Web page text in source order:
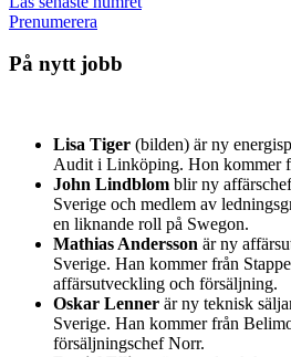
Prenumerera
På nytt jobb
Lisa Tiger (bilden) är ny
Audit i Linköping. Hon kommer
John Lindblom blir ny
Sverige och medlem av
en liknande roll på Swegon.
Mathias Andersson är ny
Sverige. Han kommer från
affärsutveckling och försäljning.
Oskar Lenner är ny teknisk
Sverige. Han kommer från
försäljningschef Norr.